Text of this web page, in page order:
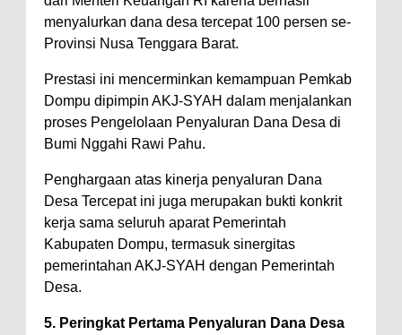
menyalurkan dana desa tercepat 100 persen se-
Provinsi Nusa Tenggara Barat.
Prestasi ini mencerminkan kemampuan Pemkab
Dompu dipimpin AKJ-SYAH dalam menjalankan
proses Pengelolaan Penyaluran Dana Desa di
Bumi Nggahi Rawi Pahu.
Penghargaan atas kinerja penyaluran Dana
Desa Tercepat ini juga merupakan bukti konkrit
kerja sama seluruh aparat Pemerintah
Kabupaten Dompu, termasuk sinergitas
pemerintahan AKJ-SYAH dengan Pemerintah
Desa.
5. Peringkat Pertama Penyaluran Dana Desa